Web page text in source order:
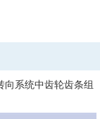
向系统中齿轮齿条组